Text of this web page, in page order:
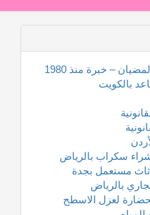
شركة مصاعد المضيان – خبرة منذ 1980
بالكويت
سكراب بالرياض
مستعمل بجدة
بالرياض
لعزل الاسطح